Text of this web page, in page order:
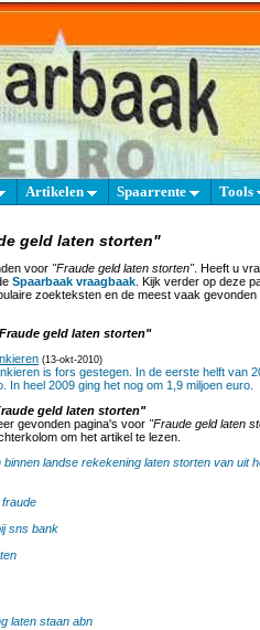
Artikelen Spaarrente Tools
geld laten storten"
voor "Fraude geld laten storten". Heeft u
Spaarbaak vraagbaak . Kijk verder op deze
zoekteksten en de meest vaak gevonden
geld laten storten"
(13-okt-2010)
is fors gestegen. In de eerste helft van
In heel 2009 ging het nog om 1,9 miljoen euro.
geld laten storten"
gevonden pagina's voor "Fraude geld laten
om het artikel te lezen.
binnen landse rekekening laten storten van uit
fraude
sns bank
laten staan abn